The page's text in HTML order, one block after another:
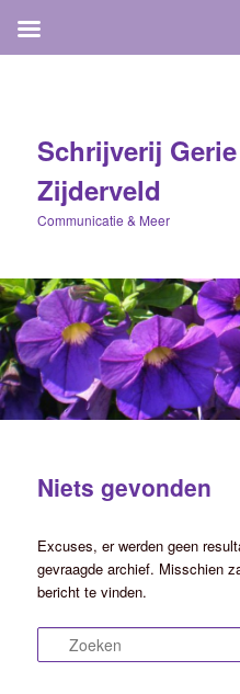
Schrijverij
Zijderveld
Communicatie & Meer
Niets gevonden
Excuses, er werden geen
gevraagde archief. Misschien
bericht te vinden.
Zoeken